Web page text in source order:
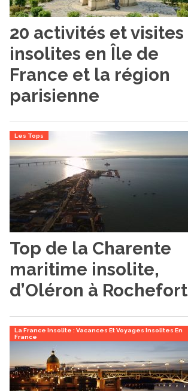
20 activités et visites
insolites en Île de
France et la région
parisienne
Les Tops
Top de la Charente
maritime insolite,
d’Oléron à Rochefort
La France Insolite : Vacances Et Voyages Insolites En
France